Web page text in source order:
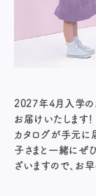
2027年4月入学の
お届けいたします！
カタログが手元に
子さまと一緒にぜ
ざいますので、お